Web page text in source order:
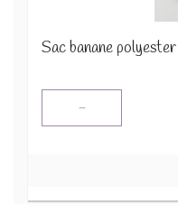
Sac banane
-